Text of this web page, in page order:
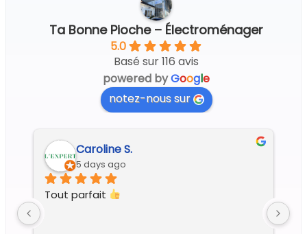
Ta Bonne Pioche – Électroménager
5.0
Basé sur 116 avis
powered byGoogle
notez-nous sur
Caroline S.
5 days ago
Tout parfait